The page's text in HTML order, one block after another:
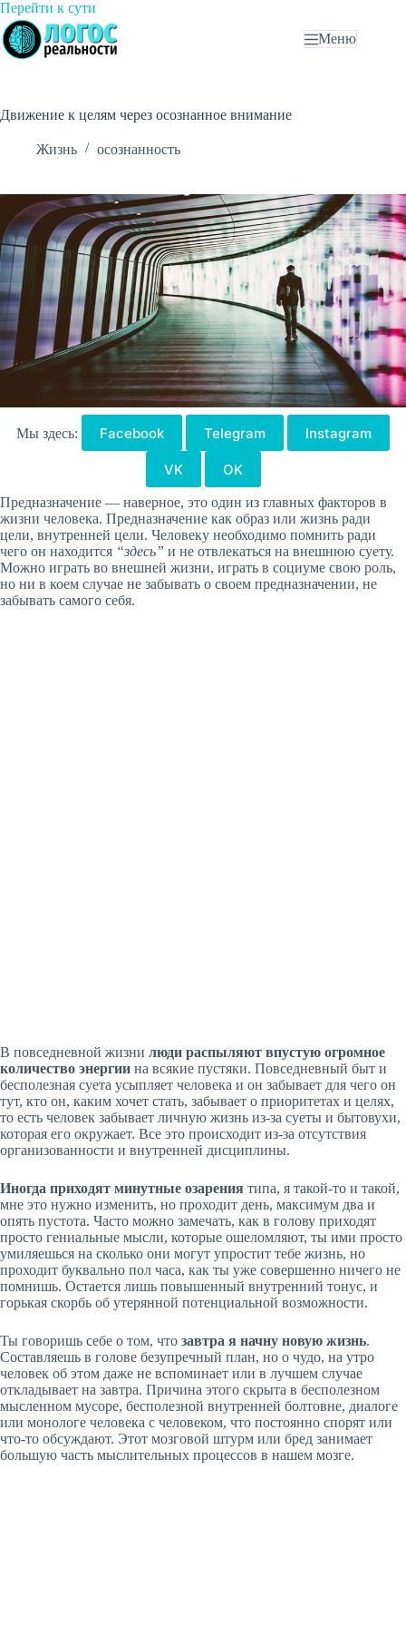
Перейти к сути
к
сути
Меню
Движение к целям через осознанное внимание
Жизнь осознанность
Мы здесь: Facebook Telegram Instagram
VK OK
Предназначение — наверное, это один из главных факторов в
жизни человека. Предназначение как образ или жизнь ради
цели, внутренней цели. Человеку необходимо помнить ради
чего он находится “здесь” и не отвлекаться на внешнюю суету.
Можно играть во внешней жизни, играть в социуме свою роль,
но ни в коем случае не забывать о своем предназначении, не
забывать самого себя.
В повседневной жизни люди распыляют впустую огромное
количество энергии на всякие пустяки. Повседневный быт и
бесполезная суета усыпляет человека и он забывает для чего он
тут, кто он, каким хочет стать, забывает о приоритетах и целях,
то есть человек забывает личную жизнь из-за суеты и бытовухи,
которая его окружает. Все это происходит из-за отсутствия
организованности и внутренней дисциплины.
Иногда приходят минутные озарения типа, я такой-то и такой,
мне это нужно изменить, но проходит день, максимум два и
опять пустота. Часто можно замечать, как в голову приходят
просто гениальные мысли, которые ошеломляют, ты ими просто
умиляешься на сколько они могут упростит тебе жизнь, но
проходит буквально пол часа, как ты уже совершенно ничего не
помнишь. Остается лишь повышенный внутренний тонус, и
горькая скорбь об утерянной потенциальной возможности.
Ты говоришь себе о том, что завтра я начну новую жизнь.
Составляешь в голове безупречный план, но о чудо, на утро
человек об этом даже не вспоминает или в лучшем случае
откладывает на завтра. Причина этого скрыта в бесполезном
мысленном мусоре, бесполезной внутренней болтовне, диалоге
или монологе человека с человеком, что постоянно спорят или
что-то обсуждают. Этот мозговой штурм или бред занимает
большую часть мыслительных процессов в нашем мозге.